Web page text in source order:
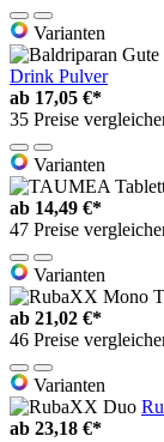
Varianten
Drink Pulver
ab 17,05 €*
35 Preise
Varianten
ab 14,49 €*
47 Preise
Varianten
ab 21,02 €*
46 Preise
Varianten
ab 23,18 €*